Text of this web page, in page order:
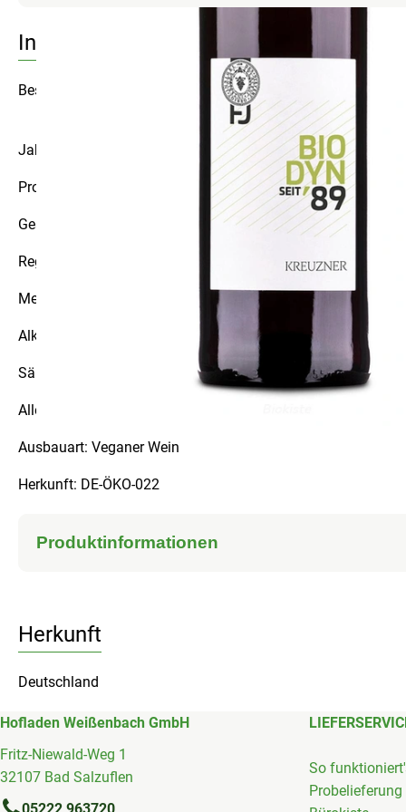
Info
Beschreibung: Leichter, unkomplizierter Rotwein mit feiner
Jahrgang: 2022
Produktart: Rotwein
Geschmacksrichtung: lieblich
Region: Nahe, Landwein Rhein
Menge: 0,75 l
Alkoholgehalt: 10,5% vol
Säure: 5,9 (g/l) | Restzucker: 29,0 (g/l)
Allergene Stoffe: Sulfite
Ausbauart: Veganer Wein
Herkunft: DE-ÖKO-022
Produktinformationen
Herkunft
Deutschland
Hofladen Weißenbach GmbH
Fritz-Niewald-Weg 1
32107 Bad Salzuflen
So
Probelieferung